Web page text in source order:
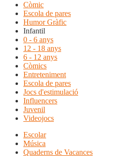
Còmic
Escola de pares
Humor Gràfic
Infantil
0 - 6 anys
12 - 18 anys
6 - 12 anys
Còmics
Entreteniment
Escola de pares
Jocs d'estimulació
Influencers
Juvenil
Videojocs
Escolar
Música
Quaderns de Vacances